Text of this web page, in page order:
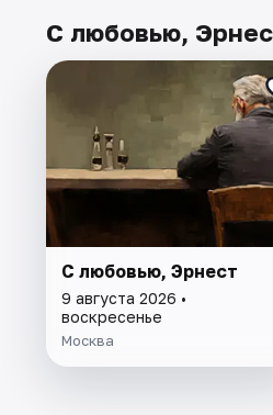
С любовью,
С любовью, Эрнест
9 августа 2026 •
воскресенье
Москва